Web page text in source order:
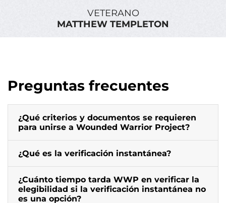
VETERANO
MATTHEW TEMPLETON
Preguntas frecuentes
¿Qué criterios y documentos se requieren
para unirse a Wounded Warrior Project?
¿Qué es la verificación instantánea?
¿Cuánto tiempo tarda WWP en verificar la
elegibilidad si la verificación instantánea no
es una opción?